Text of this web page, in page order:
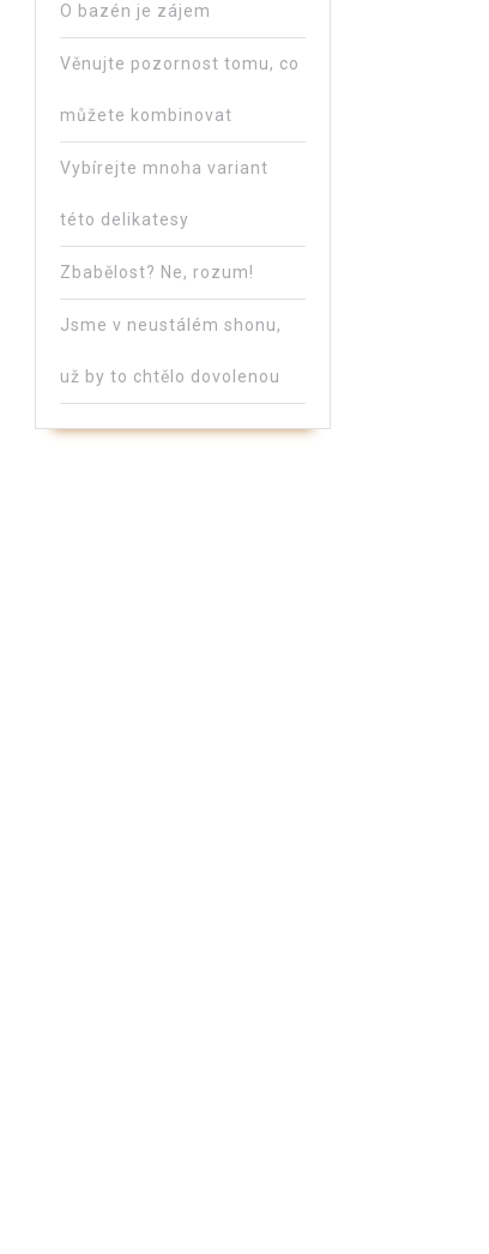
O bazén je zájem
Věnujte pozornost tomu, co
můžete kombinovat
Vybírejte mnoha variant
této delikatesy
Zbabělost? Ne, rozum!
Jsme v neustálém shonu,
už by to chtělo dovolenou